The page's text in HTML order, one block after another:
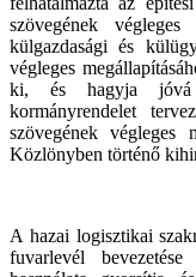
szövegének
külgazdasági és
végleges
ki, és hagyja jóvá
kormányrendelet
szövegének végleges
Közlönyben történő
A hazai logisztikai
fuvarlevél